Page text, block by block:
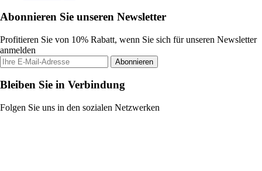
Abonnieren Sie unseren Newsletter
Profitieren Sie von 10% Rabatt, wenn Sie sich für unseren Newsletter
anmelden
Abonnieren
Bleiben Sie in Verbindung
Folgen Sie uns in den sozialen Netzwerken